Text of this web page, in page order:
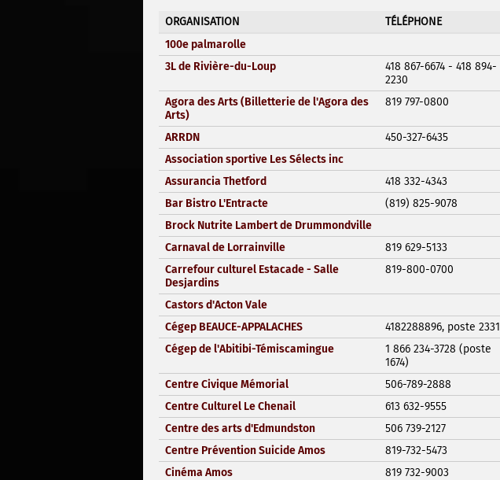
ORGANISATION
TÉLÉPHONE
100e palmarolle
3L de Rivière-du-Loup
418 867-6674 - 418 894-
2230
Agora des Arts (Billetterie de l'Agora des
Arts)
819 797-0800
ARRDN
450-327-6435
Association sportive Les Sélects inc
Assurancia Thetford
418 332-4343
Bar Bistro L'Entracte
(819) 825-9078
Brock Nutrite Lambert de Drummondville
Carnaval de Lorrainville
819 629-5133
Carrefour culturel Estacade - Salle
Desjardins
819-800-0700
Castors d'Acton Vale
Cégep BEAUCE-APPALACHES
4182288896, poste 2331
Cégep de l'Abitibi-Témiscamingue
1 866 234-3728 (poste
1674)
Centre Civique Mémorial
506-789-2888
Centre Culturel Le Chenail
613 632-9555
Centre des arts d'Edmundston
506 739-2127
Centre Prévention Suicide Amos
819-732-5473
Cinéma Amos
819 732-9003